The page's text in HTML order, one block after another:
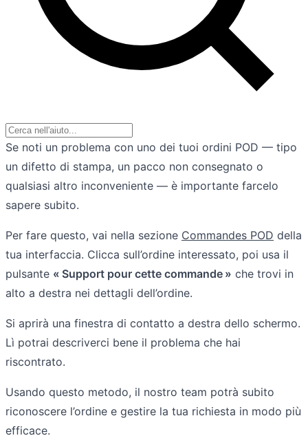
Se noti un problema con uno dei tuoi ordini POD — tipo
un difetto di stampa, un pacco non consegnato o
qualsiasi altro inconveniente — è importante farcelo
sapere subito.
Per fare questo, vai nella sezione Commandes POD della
tua interfaccia. Clicca sull’ordine interessato, poi usa il
pulsante « Support pour cette commande » che trovi in
alto a destra nei dettagli dell’ordine.
Si aprirà una finestra di contatto a destra dello schermo.
Lì potrai descriverci bene il problema che hai
riscontrato.
Usando questo metodo, il nostro team potrà subito
riconoscere l’ordine e gestire la tua richiesta in modo più
efficace.